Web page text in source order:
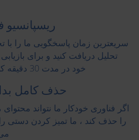
ریسپانسیو
سریعترین زمان پاسخگویی ما را با
تحلیل دریافت کنید و برای
خود در مدت 30 دقیقه کار کنید
حذف کامل
اگر فناوری خودکار ما نتواند
را حذف کند ، ما تمیز کردن دستی